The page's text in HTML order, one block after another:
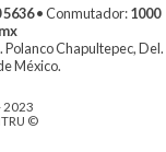
5636• Conmutador:1000
Chapultepec, Del.
México.
2023
©